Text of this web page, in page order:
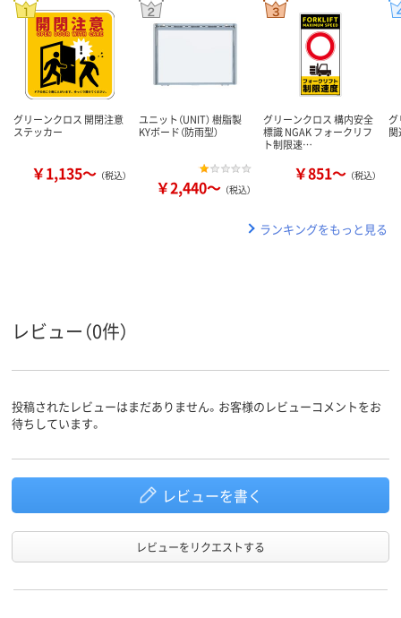
グリーンクロス 開閉注意
ステッカー
￥1,135～ （税込）
ユニット（UNIT） 樹脂製
KYボード（防雨型）
￥2,440～ （税込）
グリーンクロス 構内安全
標識 NGAK フォークリフ
ト制限速…
￥851～ （税込）
ランキングをもっと見る
レビュー（0件）
投稿されたレビューはまだありません。お客様のレビューコメントをお
待ちしています。
レビューを書く
レビューをリクエストする